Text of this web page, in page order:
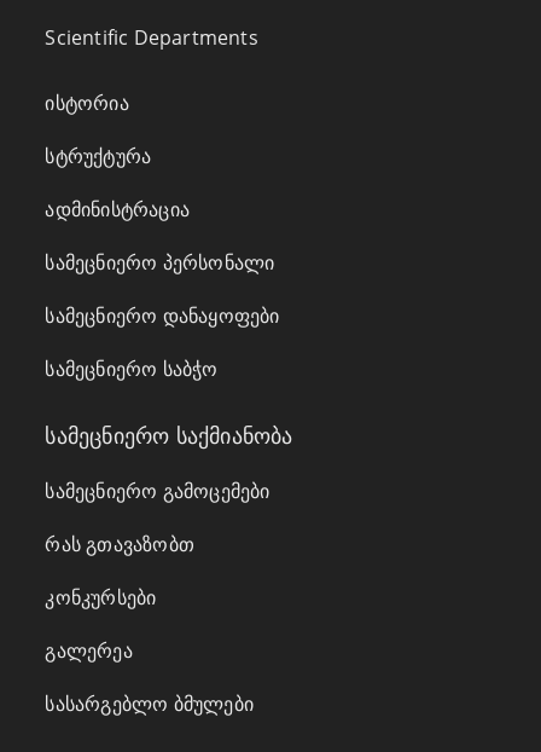
Scientific Departments
ისტორია
სტრუქტურა
ადმინისტრაცია
სამეცნიერო პერსონალი
სამეცნიერო დანაყოფები
სამეცნიერო საბჭო
სამეცნიერო საქმიანობა
სამეცნიერო გამოცემები
რას გთავაზობთ
კონკურსები
გალერეა
სასარგებლო ბმულები